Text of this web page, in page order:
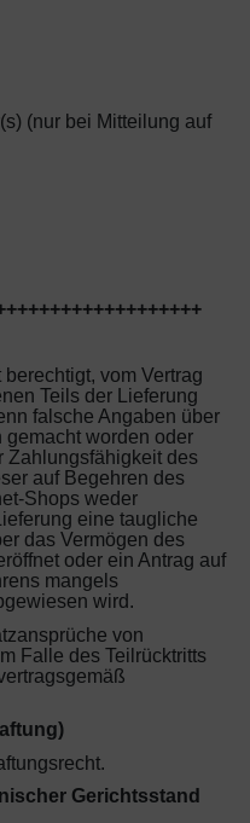
(nur bei Mitteilung auf
vom Vertrag
Teils der Lieferung
falsche Angaben über
worden oder
Zahlungsfähigkeit des
auf Begehren des
Shops weder
eine taugliche
das Vermögen des
oder ein Antrag auf
mangels
wird.
von
Falle des Teilrücktritts
Gerichtsstand